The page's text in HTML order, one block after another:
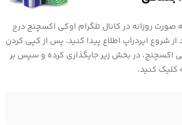
صورت روزانه در کانال تلگرام اوکی اکسچنج درج
شروع ایردراپ اطلاع پیدا کنید. پس از کپی کردن
اکسچنج، در بخش زیر جایگذاری کرده و سپس بر
کلیک کنید.